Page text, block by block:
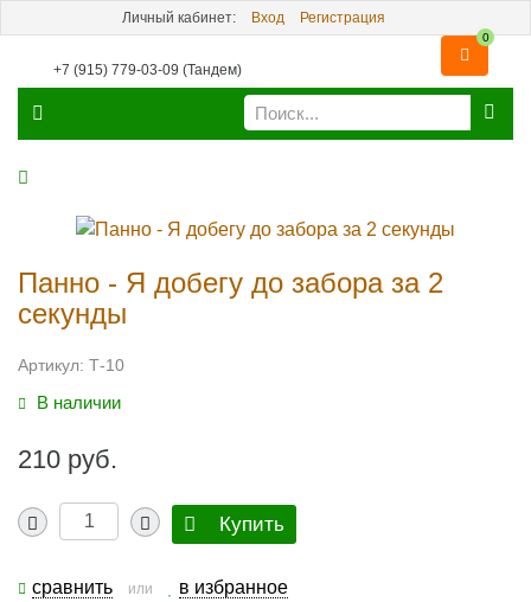
Личный кабинет: Вход Регистрация
+7 (915) 779-03-09 (Тандем)
0
Панно - Я добегу до забора за 2
секунды
Артикул: Т-10
В наличии
210 руб.
Купить
сравнить или в избранное